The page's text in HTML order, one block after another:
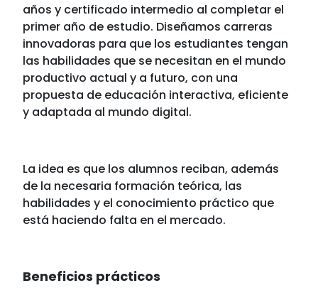
años y certificado intermedio al completar el
primer año de estudio. Diseñamos carreras
innovadoras para que los estudiantes tengan
las habilidades que se necesitan en el mundo
productivo actual y a futuro, con una
propuesta de educación interactiva, eficiente
y adaptada al mundo digital.
La idea es que los alumnos reciban, además
de la necesaria formación teórica, las
habilidades y el conocimiento práctico que
está haciendo falta en el mercado.
Beneficios prácticos